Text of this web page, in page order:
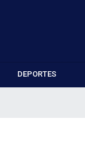
DEPORTES